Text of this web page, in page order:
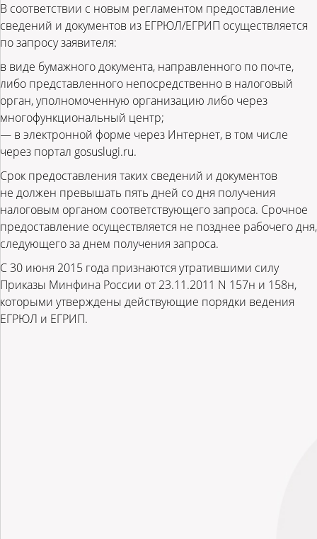
В соответствии с новым регламентом предоставление
сведений и документов из ЕГРЮЛ/ЕГРИП осуществляется
по запросу заявителя:
в виде бумажного документа, направленного по почте,
либо представленного непосредственно в налоговый
орган, уполномоченную организацию либо через
многофункциональный центр;
— в электронной форме через Интернет, в том числе
через портал gosuslugi.ru.
Срок предоставления таких сведений и документов
не должен превышать пять дней со дня получения
налоговым органом соответствующего запроса. Срочное
предоставление осуществляется не позднее рабочего дня,
следующего за днем получения запроса.
С 30 июня 2015 года признаются утратившими силу
Приказы Минфина России от 23.11.2011 N 157н и 158н,
которыми утверждены действующие порядки ведения
ЕГРЮЛ и ЕГРИП.